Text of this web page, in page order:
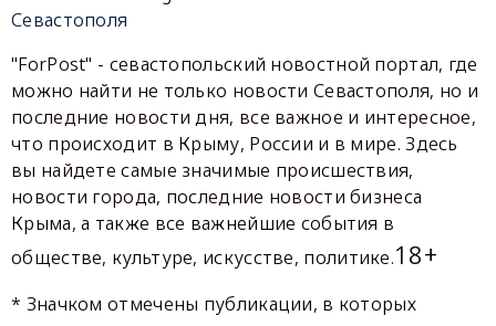
Севастополя
"ForPost" - севастопольский новостной портал, где
можно найти не только новости Севастополя, но и
последние новости дня, все важное и интересное,
что происходит в Крыму, России и в мире. Здесь
вы найдете самые значимые происшествия,
новости города, последние новости бизнеса
Крыма, а также все важнейшие события в
обществе, культуре, искусстве, политике.18+
* Значком отмечены публикации, в которых